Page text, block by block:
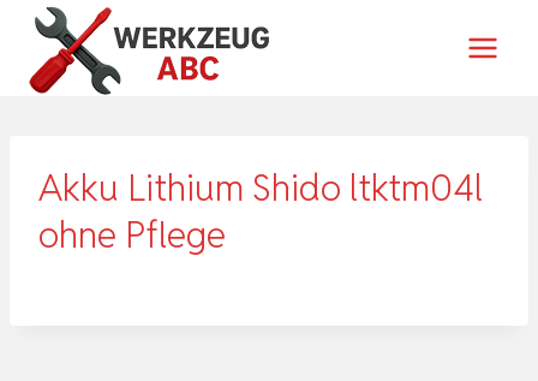
Zum
Inhalt
springen
Akku Lithium Shido ltktm04l
ohne Pflege